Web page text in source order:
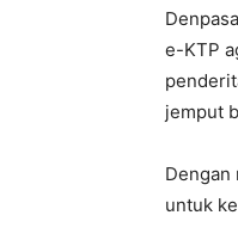
e-KTP
jemput
Dengan
untuk